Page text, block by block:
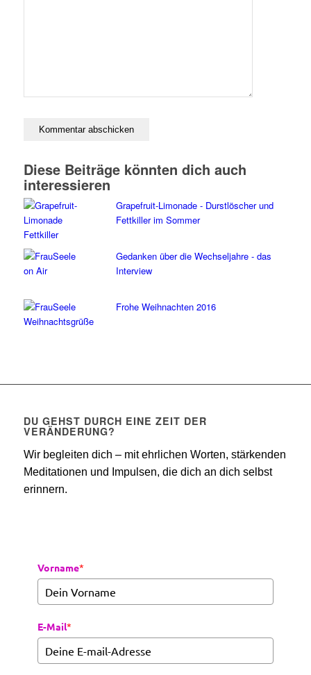
Diese Beiträge könnten dich auch
interessieren
Grapefruit-Limonade - Durstlöscher und
Fettkiller im Sommer
Gedanken über die Wechseljahre - das
Interview
Frohe Weihnachten 2016
DU GEHST DURCH EINE ZEIT DER
VERÄNDERUNG?
Wir begleiten dich – mit ehrlichen Worten, stärkenden
Meditationen und Impulsen, die dich an dich selbst
erinnern.
Vorname*
E-Mail*